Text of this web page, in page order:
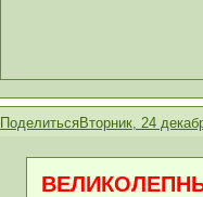
ПоделитьсяВторник, 24